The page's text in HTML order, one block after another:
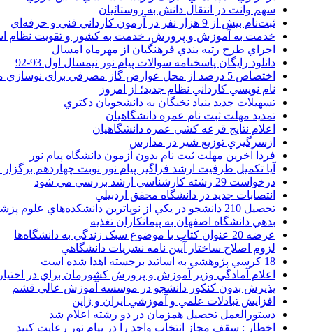
سهم وانت در انتقال دانش به روستائيان
ثبت‌نام بيش از 9 هزار نفر در آزمون کارداني فني و حرفه‌اي
خدمت به آموزش و پرورش، خدمت به کشور و تقويت نظام
اجراي طرح رتبه بندي فرهنگيان از مهرماه امسال
دانلود رایگان پاسخنامه سوالات پیام نور نیمسال اول 93-92
اختصاص 5 درصد از محل عوارض گاز مصرفي براي نوسازي مدارس
نام نويسي کارداني نظام جديد؛ از امروز
تسهيلات جديد بنياد نخبگان به دانشجويان دکتري
تمديد مهلت ثبت نام عمره دانشگاهيان
اعلام نتايج قرعه کشي عمره دانشگاهيان
ازسرگيري توزيع شير در مدارس
فردا آخرین مهلت ثبت نام بدون آزمون دانشگاه پیام نور
آیا تکمیل ظرفیت ارشد فراگیر پیام نور نوبت چهاردهم
درخواست 29 رشته کارشناسي ارشد بررسي مي شود
انتصابات جديد در دانشگاه محقق اردبيلي
تحصيل 210 دانشجو در يکي از نوپاترين دانشکده‌هاي علوم پزشکي کشور
بدهي دانشگاه اصفهان به پيمانکاران تغذيه
عرضه 20 عنوان کتاب با موضوع سبک زندگي به دانشگاه‌ها
لزوم اصلاح ساختار آيين نامه نشريات دانشگاهي
18 کرسي پژوهشي به اساتيد برجسته اهدا شده است
اعلام آمادگي وزير آموزش و پرورش کشورمان براي در
پذيرش بدون کنکور دانشجو در موسسه آموزش عالي قشم
افزايش تبادلات علمي و آموزشي ايران و ژاپن
دستورالعمل تحصیل همزمان در دو رشته اعلام شد
اخطار : سقف مجاز انتخاب واحد را در پیام نور رعایت کنید